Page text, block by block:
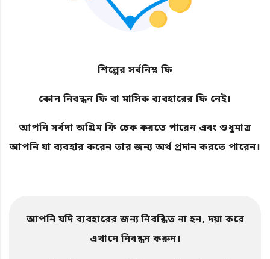
শিল্পের সর্বনিম্ন ফি
কোন নিবন্ধন ফি বা মাসিক ব্যবহারের ফি নেই।
আপনি সর্বদা অগ্রিম ফি চেক করতে পারেন এবং শুধুমাত্র
আপনি যা ব্যবহার করেন তার জন্য অর্থ প্রদান করতে পারেন।
আপনি যদি ব্যবহারের জন্য নিবন্ধিত না হন, দয়া করে
এখানে নিবন্ধন করুন।